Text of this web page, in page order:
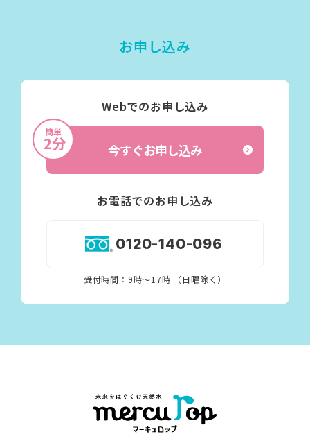
お申し込み
Webでのお申し込み
簡単
2分 今すぐお申し込み
お電話でのお申し込み
0120-140-096
受付時間：9時〜17時 （日曜除く）